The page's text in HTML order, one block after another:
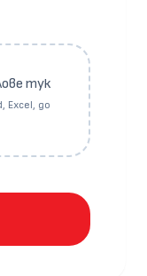
тук
Excel, до